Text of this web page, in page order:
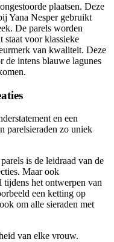
plaatsen. Deze
Yana Nesper gebruikt
De parels worden
staat voor klassieke
van kwaliteit. Deze
de intens blauwe lagunes
en een
parelsieraden zo uniek
is de leidraad van de
Maar ook
tijdens het ontwerpen van
een ketting op
om alle sieraden met
van elke vrouw.